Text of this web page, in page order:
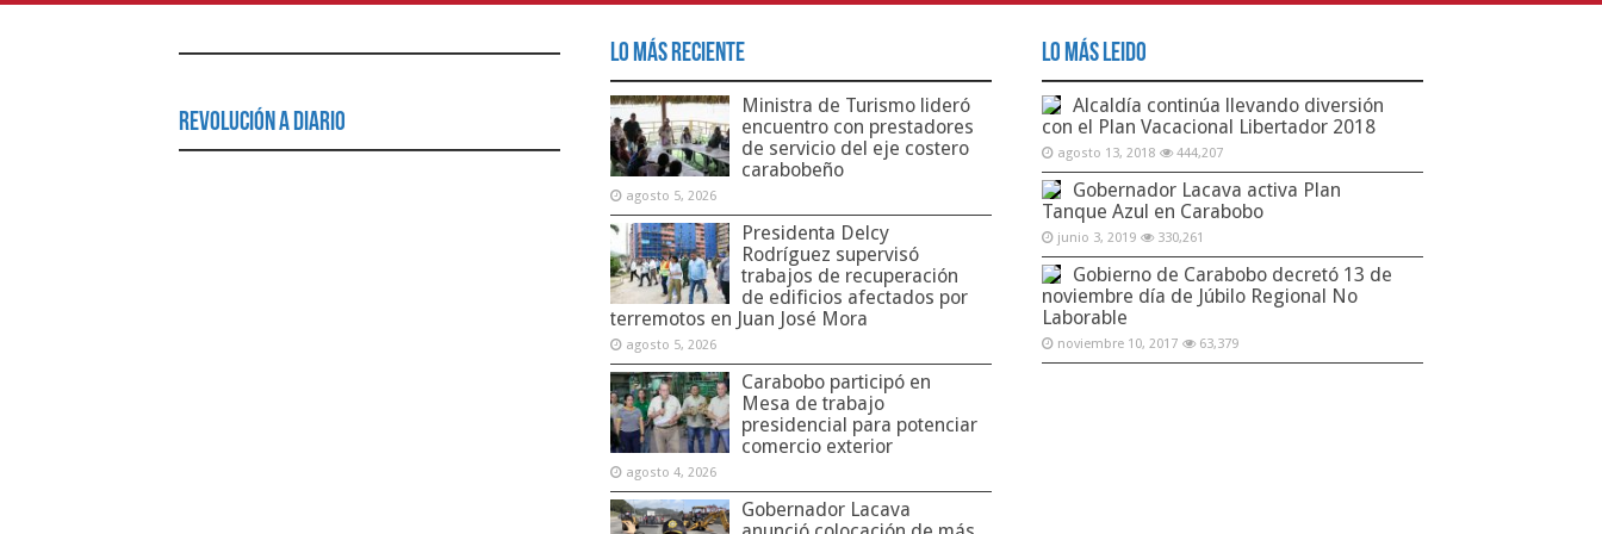
Revolución a Diario
Lo Más Reciente
Ministra de Turismo lideró
encuentro con prestadores
de servicio del eje costero
carabobeño
agosto 5, 2026
Presidenta Delcy
Rodríguez supervisó
trabajos de recuperación
de edificios afectados por
terremotos en Juan José Mora
agosto 5, 2026
Carabobo participó en
Mesa de trabajo
presidencial para potenciar
comercio exterior
agosto 4, 2026
Gobernador Lacava
Lo Más Leido
Alcaldía continúa llevando diversión
con el Plan Vacacional Libertador 2018
agosto 13, 2018 444,207
Gobernador Lacava activa Plan
Tanque Azul en Carabobo
junio 3, 2019 330,261
Gobierno de Carabobo decretó 13 de
noviembre día de Júbilo Regional No
Laborable
noviembre 10, 2017 63,379